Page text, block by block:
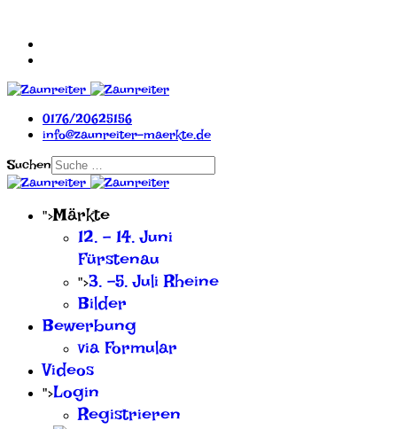
0176/20625156
info@zaunreiter-maerkte.de
Suchen
">Märkte
12. - 14. Juni
Fürstenau
">3. -5. Juli Rheine
Bilder
Bewerbung
via Formular
Videos
">Login
Registrieren